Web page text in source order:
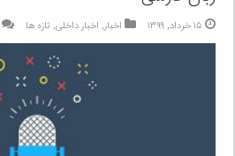
۱۵ خرداد, ۱۳۹۹ اخبار, اخبار داخلی, تازه ها